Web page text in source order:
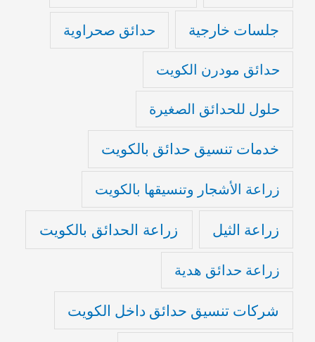
جلسات خارجية حدائق صحراوية
حدائق مودرن الكويت
حلول للحدائق الصغيرة
خدمات تنسيق حدائق بالكويت
زراعة الأشجار وتنسيقها بالكويت
زراعة الثيل زراعة الحدائق بالكويت
زراعة حدائق هدية
شركات تنسيق حدائق داخل الكويت